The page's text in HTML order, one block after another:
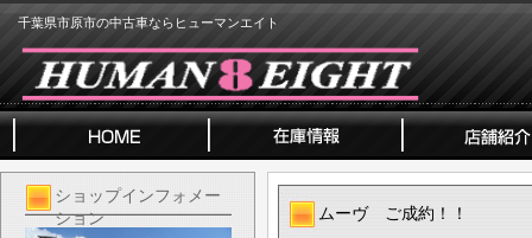
千葉県市原市の中古車ならヒューマンエイト
ショップインフォメー
ション
ムーヴ ご成約！！